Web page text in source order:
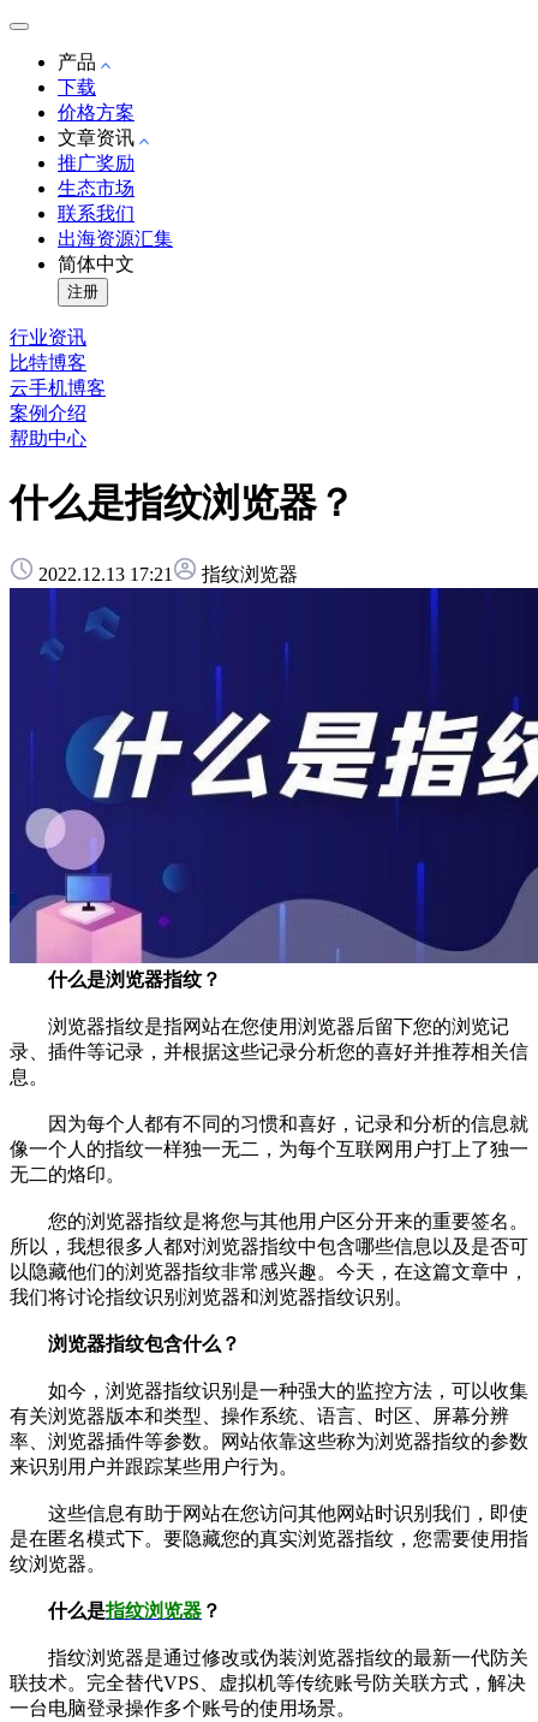
产品
下载
价格方案
文章资讯
推广奖励
生态市场
联系我们
出海资源汇集
简体中文
注册
行业资讯
比特博客
云手机博客
案例介绍
帮助中心
什么是指纹浏览器？
2022.12.13 17:21 指纹浏览器
什么是浏览器指纹？
浏览器指纹是指网站在您使用浏览器后留下您的浏览记
录、插件等记录，并根据这些记录分析您的喜好并推荐相关信
息。
因为每个人都有不同的习惯和喜好，记录和分析的信息就
像一个人的指纹一样独一无二，为每个互联网用户打上了独一
无二的烙印。
您的浏览器指纹是将您与其他用户区分开来的重要签名。
所以，我想很多人都对浏览器指纹中包含哪些信息以及是否可
以隐藏他们的浏览器指纹非常感兴趣。今天，在这篇文章中，
我们将讨论指纹识别浏览器和浏览器指纹识别。
浏览器指纹包含什么？
如今，浏览器指纹识别是一种强大的监控方法，可以收集
有关浏览器版本和类型、操作系统、语言、时区、屏幕分辨
率、浏览器插件等参数。网站依靠这些称为浏览器指纹的参数
来识别用户并跟踪某些用户行为。
这些信息有助于网站在您访问其他网站时识别我们，即使
是在匿名模式下。要隐藏您的真实浏览器指纹，您需要使用指
纹浏览器。
什么是指纹浏览器 ？
指纹浏览器是通过修改或伪装浏览器指纹的最新一代防关
联技术。完全替代VPS、虚拟机等传统账号防关联方式，解决
一台电脑登录操作多个账号的使用场景。